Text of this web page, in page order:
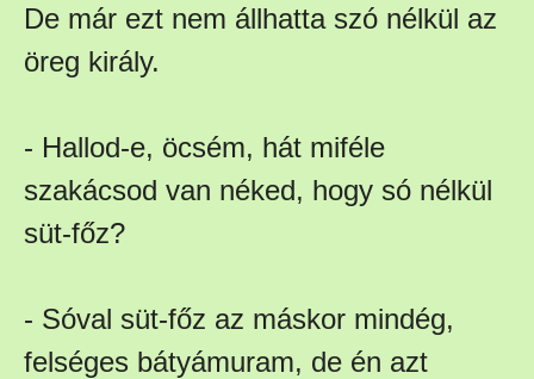
De már ezt nem állhatta szó nélkül az
öreg király.
- Hallod-e, öcsém, hát miféle
szakácsod van néked, hogy só nélkül
süt-főz?
- Sóval süt-főz az máskor mindég,
felséges bátyámuram, de én azt